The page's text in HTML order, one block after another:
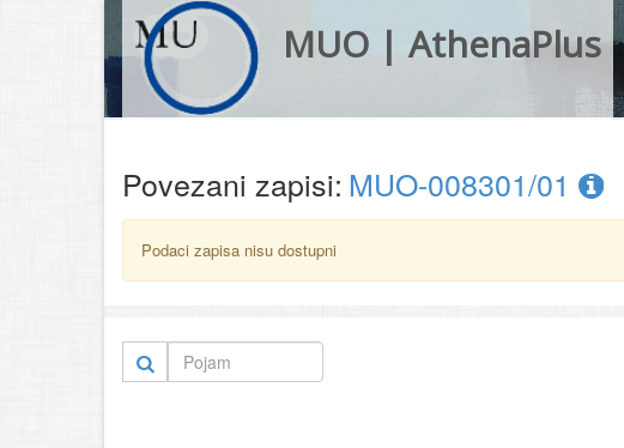
MUO | AthenaPlus
Povezani zapisi: MUO-008301/01
Podaci zapisa nisu dostupni